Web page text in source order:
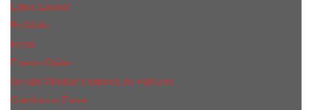
Еsteе Lаudеr
Ex Nihilo
Fendi
Franck Olivier
Gerald Ghislain Histoires de Parfums
Gianfranco Ferre